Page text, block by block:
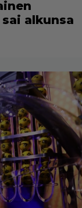
alkunsa